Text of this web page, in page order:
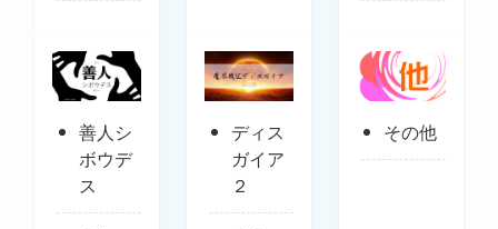
善人シ
ボウデ
ス
ディス
ガイア
２
その他